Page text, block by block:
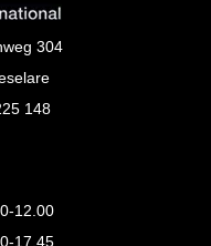
304
148
12.00
17.45